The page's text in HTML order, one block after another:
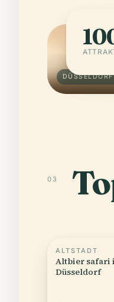
03
ALTSTADT
Altbier safari
Düsseldorf